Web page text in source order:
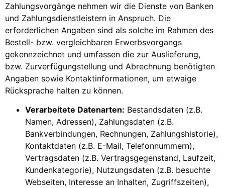
Zahlungsvorgänge nehmen wir die Dienste von Banken
und Zahlungsdienstleistern in Anspruch. Die
erforderlichen Angaben sind als solche im Rahmen des
Bestell- bzw. vergleichbaren Erwerbsvorgangs
gekennzeichnet und umfassen die zur Auslieferung,
bzw. Zurverfügungstellung und Abrechnung benötigten
Angaben sowie Kontaktinformationen, um etwaige
Rücksprache halten zu können.
Verarbeitete Datenarten: Bestandsdaten (z.B.
Namen, Adressen), Zahlungsdaten (z.B.
Bankverbindungen, Rechnungen, Zahlungshistorie),
Kontaktdaten (z.B. E-Mail, Telefonnummern),
Vertragsdaten (z.B. Vertragsgegenstand, Laufzeit,
Kundenkategorie), Nutzungsdaten (z.B. besuchte
Webseiten, Interesse an Inhalten, Zugriffszeiten),